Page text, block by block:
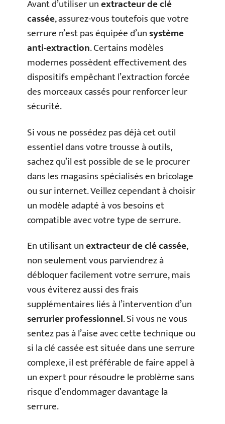
Avant d’utiliser unextracteur de clé
cassée, assurez-vous toutefois que votre
serrure n’est pas équipée d’unsystème
anti-extraction. Certains modèles
modernes possèdent effectivement des
dispositifs empêchant l’extraction forcée
des morceaux cassés pour renforcer leur
sécurité.
Si vous ne possédez pas déjà cet outil
essentiel dans votre trousse à outils,
sachez qu’il est possible de se le procurer
dans les magasins spécialisés en bricolage
ou sur internet. Veillez cependant à choisir
un modèle adapté à vos besoins et
compatible avec votre type de serrure.
En utilisant unextracteur de clé cassée,
non seulement vous parviendrez à
débloquer facilement votre serrure, mais
vous éviterez aussi des frais
supplémentaires liés à l’intervention d’un
serrurier professionnel. Si vous ne vous
sentez pas à l’aise avec cette technique ou
si la clé cassée est située dans une serrure
complexe, il est préférable de faire appel à
un expert pour résoudre le problème sans
risque d’endommager davantage la
serrure.